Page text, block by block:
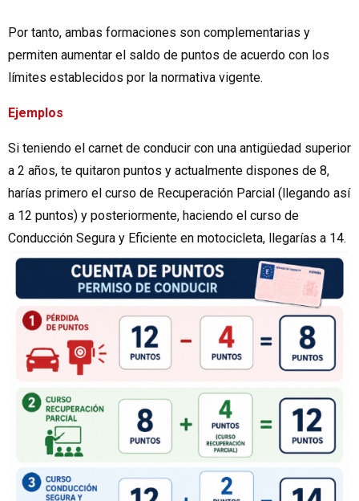
Por tanto, ambas formaciones son complementarias y
permiten aumentar el saldo de puntos de acuerdo con los
límites establecidos por la normativa vigente.
Ejemplos
Si teniendo el carnet de conducir con una antigüedad superior
a 2 años, te quitaron puntos y actualmente dispones de 8,
harías primero el curso de Recuperación Parcial (llegando así
a 12 puntos) y posteriormente, haciendo el curso de
Conducción Segura y Eficiente en motocicleta, llegarías a 14.